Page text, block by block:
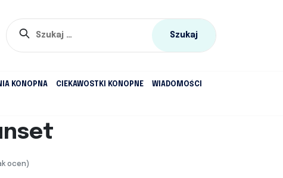
KONOPNA CIEKAWOSTKI KONOPNE WIADOMOŚCI
ocen)